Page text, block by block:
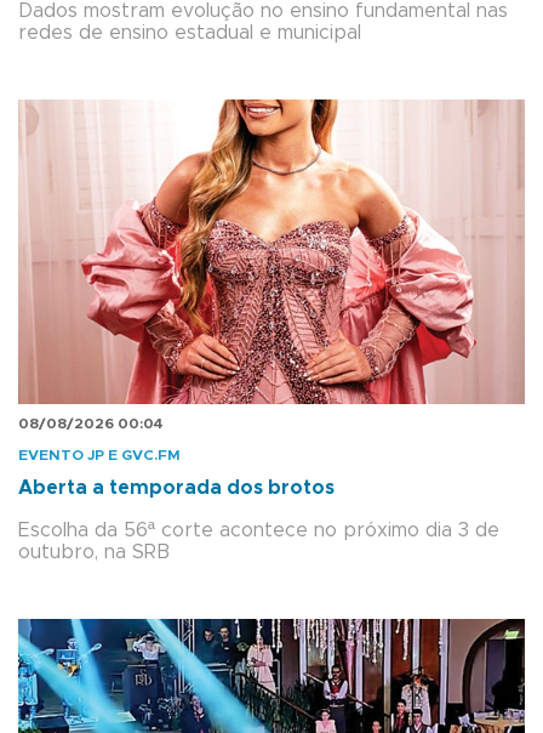
Dados mostram evolução no ensino fundamental nas
redes de ensino estadual e municipal
08/08/2026 00:04
EVENTO JP E GVC.FM
Aberta a temporada dos brotos
Escolha da 56ª corte acontece no próximo dia 3 de
outubro, na SRB